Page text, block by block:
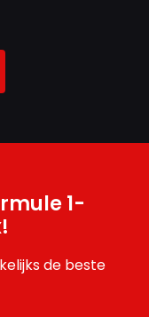
1-
de beste